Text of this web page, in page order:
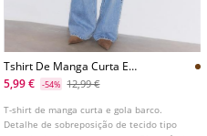
Tshirt De Manga Curta E
Camada Dupla
5,99 € -54% 12,99 €
T-shirt de manga curta e gola barco.
Detalhe de sobreposição de tecido tipo